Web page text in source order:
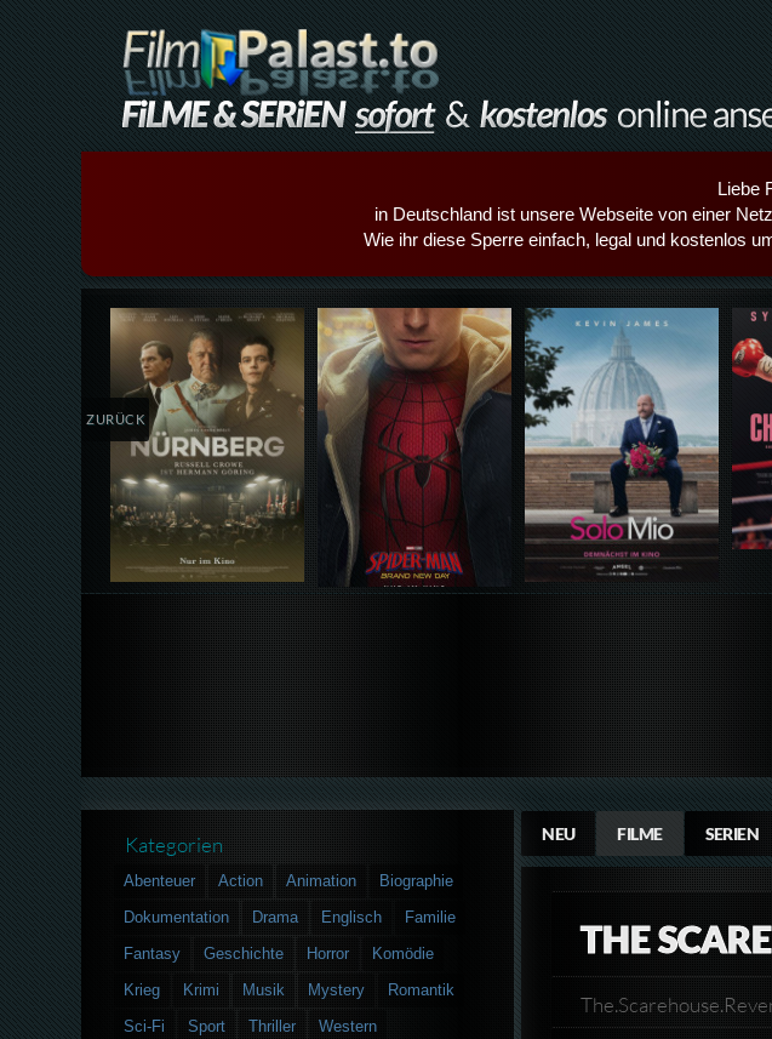
Liebe
in Deutschland ist unsere Webseite von einer
Wie ihr diese Sperre einfach, legal und kostenlos
Details,Play Details,Play Details,Play
ZURÜCK
NEU FILME SERIEN
THE
Kategorien
Abenteuer Action Animation
Biographie
Dokumentation
Drama Englisch
Familie
Fantasy
Geschichte Horror
Komödie
Krieg
Krimi Musik Mystery
Romantik
Sci-Fi
Sport Thriller
Western